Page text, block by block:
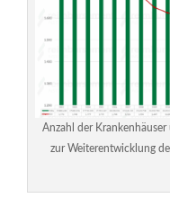
Anzahl der
zur Weiterentwicklung